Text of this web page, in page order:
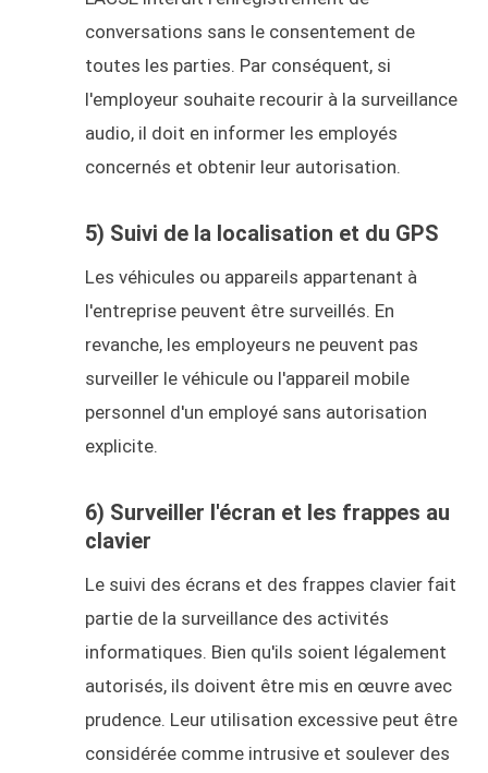
conversations sans le consentement de
toutes les parties. Par conséquent, si
l'employeur souhaite recourir à la surveillance
audio, il doit en informer les employés
concernés et obtenir leur autorisation.
5) Suivi de la localisation et du GPS
Les véhicules ou appareils appartenant à
l'entreprise peuvent être surveillés. En
revanche, les employeurs ne peuvent pas
surveiller le véhicule ou l'appareil mobile
personnel d'un employé sans autorisation
explicite.
6) Surveiller l'écran et les frappes au
clavier
Le suivi des écrans et des frappes clavier fait
partie de la surveillance des activités
informatiques. Bien qu'ils soient légalement
autorisés, ils doivent être mis en œuvre avec
prudence. Leur utilisation excessive peut être
considérée comme intrusive et soulever des